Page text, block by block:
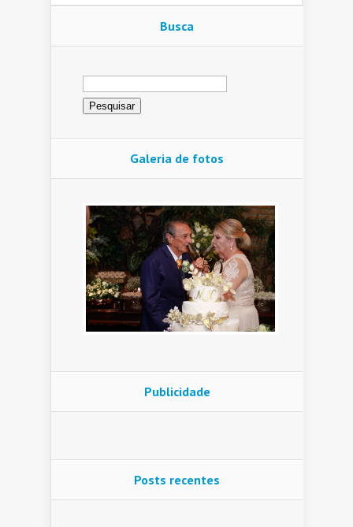
Busca
Pesquisar
por:
Galeria de fotos
Publicidade
Posts recentes